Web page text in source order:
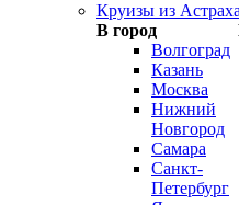
Круизы из
В город
Волгоград
Казань
Москва
Нижний
Новгород
Самара
Санкт-
Петербург